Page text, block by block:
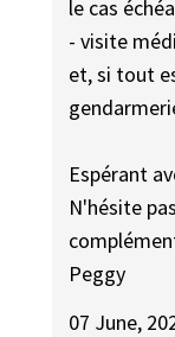
le cas
- visite
et, si tout
Espérant
N'hésite
Peggy
07 June,